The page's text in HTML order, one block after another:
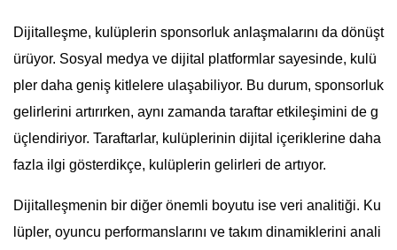
Dijitalleşme, kulüplerin sponsorluk anlaşmalarını da dönüşt
ürüyor. Sosyal medya ve dijital platformlar sayesinde, kulü
pler daha geniş kitlelere ulaşabiliyor. Bu durum, sponsorluk
gelirlerini artırırken, aynı zamanda taraftar etkileşimini de g
üçlendiriyor. Taraftarlar, kulüplerinin dijital içeriklerine daha
fazla ilgi gösterdikçe, kulüplerin gelirleri de artıyor.
Dijitalleşmenin bir diğer önemli boyutu ise veri analitiği. Ku
lüpler, oyuncu performanslarını ve takım dinamiklerini anali